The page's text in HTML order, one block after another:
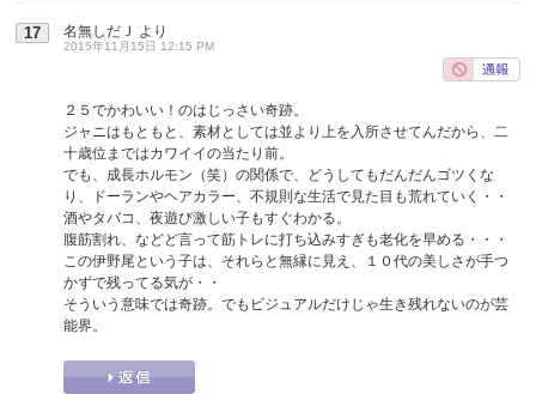
17 名無しだＪ より
2015年11月15日 12:15 PM
２５でかわいい！のはじっさい奇跡。
ジャニはもともと、素材としては並より上を入所させてんだから、二
十歳位まではカワイイの当たり前。
でも、成長ホルモン（笑）の関係で、どうしてもだんだんゴツくな
り、ドーランやヘアカラー、不規則な生活で見た目も荒れていく・・
酒やタバコ、夜遊び激しい子もすぐわかる。
腹筋割れ、などど言って筋トレに打ち込みすぎも老化を早める・・・
この伊野尾という子は、それらと無縁に見え、１０代の美しさが手つ
かずで残ってる気が・・
そういう意味では奇跡。でもビジュアルだけじゃ生き残れないのが芸
能界。